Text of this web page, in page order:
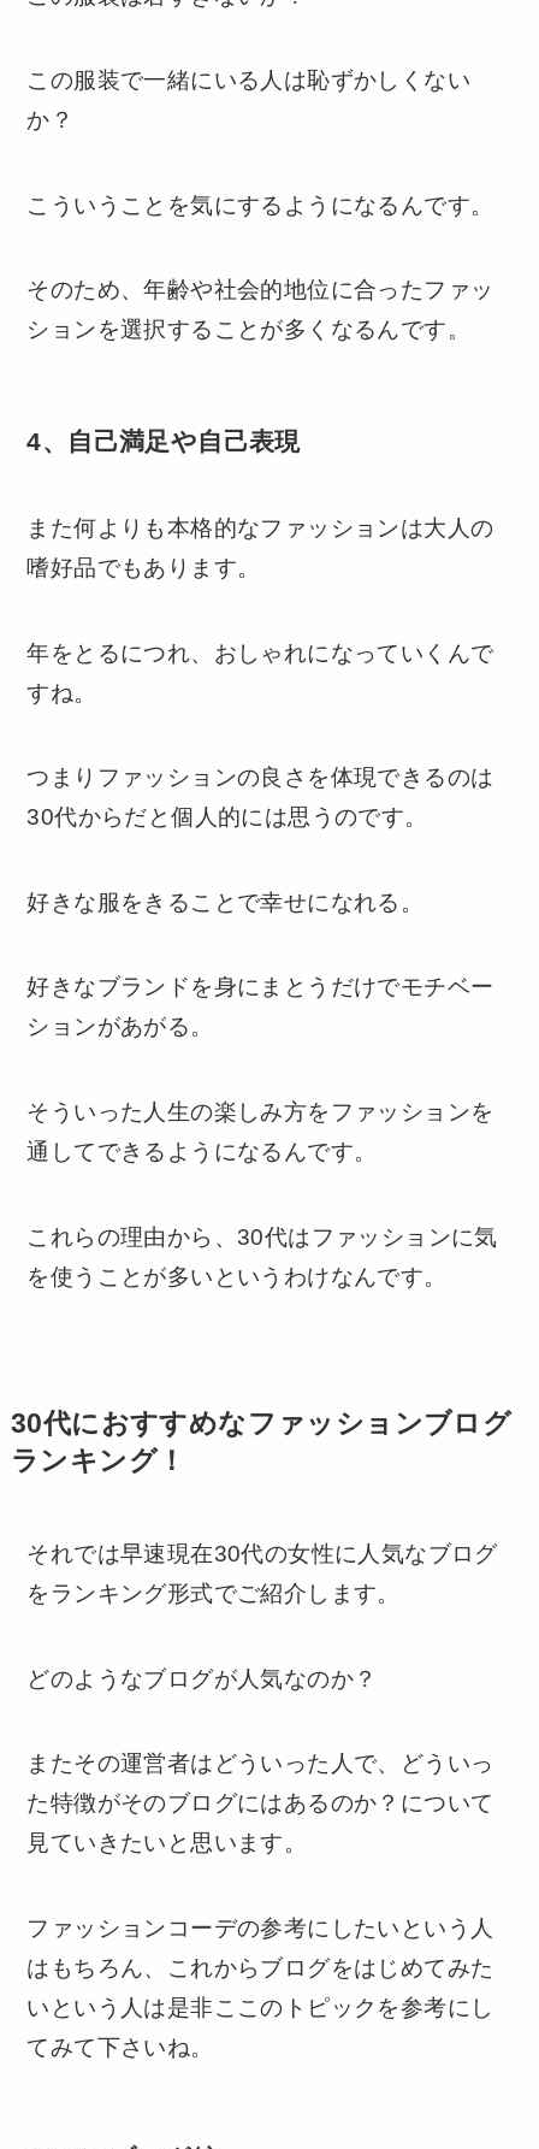
この服装で一緒にいる人は恥ずかしくない
か？
こういうことを気にするようになるんです。
そのため、年齢や社会的地位に合ったファッ
ションを選択することが多くなるんです。
4、自己満足や自己表現
また何よりも本格的なファッションは大人の
嗜好品でもあります。
年をとるにつれ、おしゃれになっていくんで
すね。
つまりファッションの良さを体現できるのは
30代からだと個人的には思うのです。
好きな服をきることで幸せになれる。
好きなブランドを身にまとうだけでモチベー
ションがあがる。
そういった人生の楽しみ方をファッションを
通してできるようになるんです。
これらの理由から、30代はファッションに気
を使うことが多いというわけなんです。
30代におすすめなファッションブログ
ランキング！
それでは早速現在30代の女性に人気なブログ
をランキング形式でご紹介します。
どのようなブログが人気なのか？
またその運営者はどういった人で、どういっ
た特徴がそのブログにはあるのか？について
見ていきたいと思います。
ファッションコーデの参考にしたいという人
はもちろん、これからブログをはじめてみた
いという人は是非ここのトピックを参考にし
てみて下さいね。